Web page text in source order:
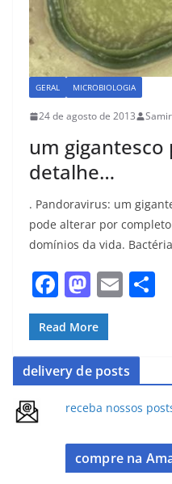
GERAL MICROBIOLOGIA
24 de agosto de 2013
um gigantesco
detalhe…
. Pandoravirus: um
pode alterar por
domínios da vida.
F
a
c
e
b
o
o
k
M
a
st
o
d
o
n
E
l
Read More
delivery de posts
receba nossos
compre na